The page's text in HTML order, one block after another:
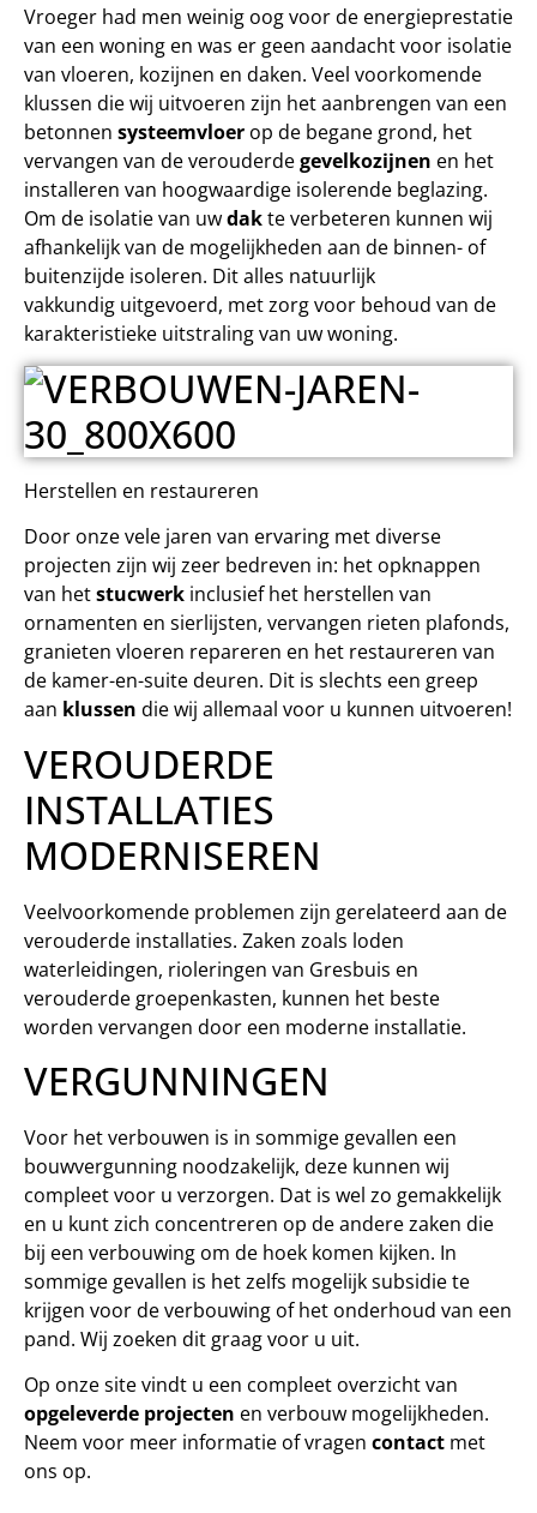
Vroeger had men weinig oog voor de energieprestatie
van een woning en was er geen aandacht voor isolatie
van vloeren, kozijnen en daken. Veel voorkomende
klussen die wij uitvoeren zijn het aanbrengen van een
betonnen systeemvloer op de begane grond, het
vervangen van de verouderdegevelkozijnen en het
installeren van hoogwaardige isolerende beglazing.
Om de isolatie van uwdakte verbeteren kunnen wij
afhankelijk van de mogelijkheden aan de binnen- of
buitenzijde isoleren. Dit alles natuurlijk
vakkundig uitgevoerd, met zorg voor behoud van de
karakteristieke uitstraling van uw woning.
Herstellen en restaureren
Door onze vele jaren van ervaring met diverse
projecten zijn wij zeer bedreven in: het opknappen
van hetstucwerk inclusief het herstellen van
ornamenten en sierlijsten, vervangen rieten plafonds,
granieten vloeren repareren en het restaureren van
de kamer-en-suite deuren. Dit is slechts een greep
aan klussen die wij allemaal voor u kunnen uitvoeren!
VEROUDERDE
INSTALLATIES
MODERNISEREN
Veelvoorkomende problemen zijn gerelateerd aan de
verouderde installaties. Zaken zoals loden
waterleidingen, rioleringen van Gresbuis en
verouderde groepenkasten, kunnen het beste
worden vervangen door een moderne installatie.
VERGUNNINGEN
Voor het verbouwen is in sommige gevallen een
bouwvergunning noodzakelijk, deze kunnen wij
compleet voor u verzorgen. Dat is wel zo gemakkelijk
en u kunt zich concentreren op de andere zaken die
bij een verbouwing om de hoek komen kijken. In
sommige gevallen is het zelfs mogelijk subsidie te
krijgen voor de verbouwing of het onderhoud van een
pand. Wij zoeken dit graag voor u uit.
Op onze site vindt u een compleet overzicht van
opgeleverde projecten en verbouw mogelijkheden.
Neem voor meer informatie of vragen contact met
ons op.